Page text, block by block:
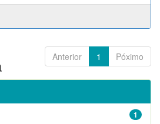
Anterior 1 Póximo
1